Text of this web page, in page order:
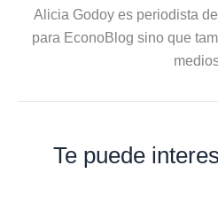
Alicia Godoy es periodista
para EconoBlog sino que
Te puede